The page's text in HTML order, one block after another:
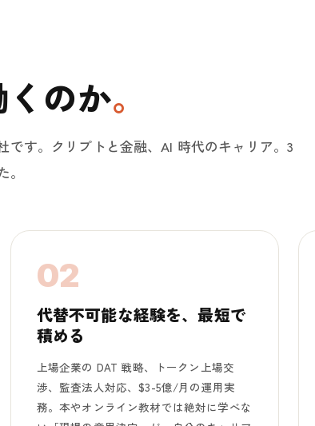
のか。
です。クリプトと金融、AI 時代のキャリア。3
02
代替不可能な経験を、最短で
積める
上場企業の DAT 戦略、トークン上場交
渉、監査法人対応、$3-5億/月の運用実
務。本やオンライン教材では絶対に学べな